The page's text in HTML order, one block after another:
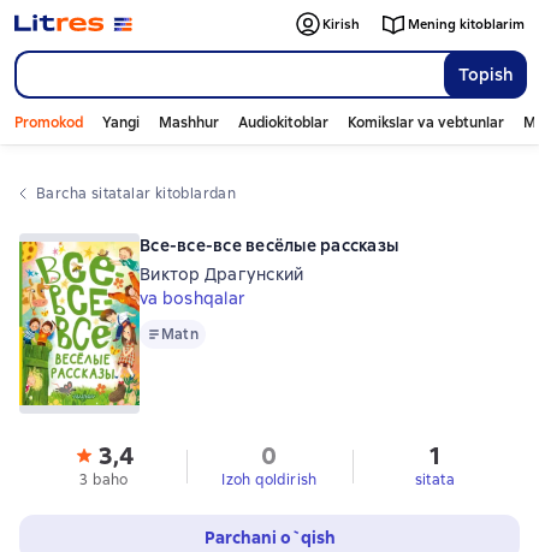
Topish
Kirish Mening kitoblarim
Promokod Yangi Mashhur Audiokitoblar Komikslar va vebtunlar
Barcha sitatalar kitoblardan
Все-все-все весёлые рассказы
Виктор Драгунский
va boshqalar
MatnMatn
3,4
3 baho
0
Izoh qoldirish
1
sitata
Parchani o`qish